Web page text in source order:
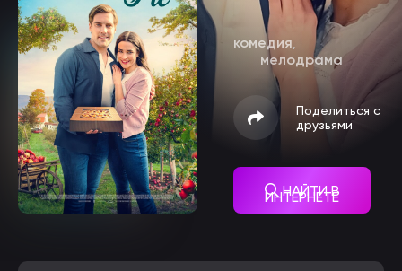
комедия
мелодрама
Поделиться с
друзьями
НАЙТИ В
ИНТЕРНЕТЕ